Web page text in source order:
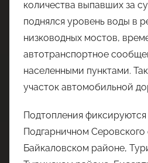
количества выпавших за
поднялся уровень воды в
низководных мостов,
автотранспортное
населенными пунктами.
участок автомобильной
Подтопления фиксируются
Подгарничном Серовского
Байкаловском районе,